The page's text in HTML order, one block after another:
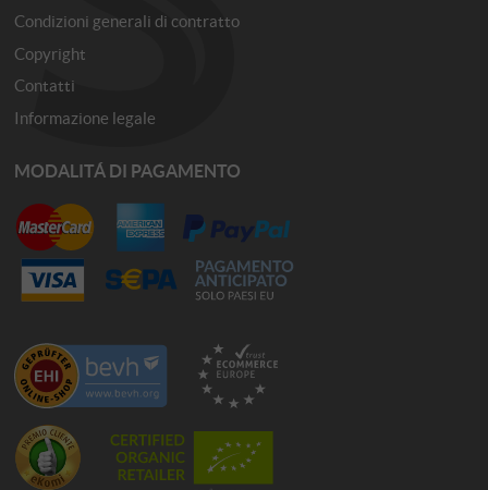
Condizioni generali di contratto
Copyright
Contatti
Informazione legale
MODALITÁ DI PAGAMENTO